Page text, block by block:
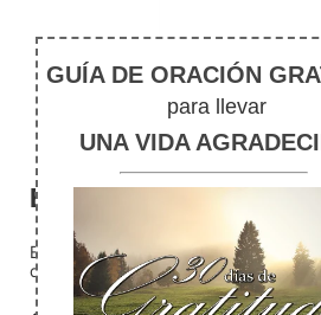
Notas de pie
Scripture taken
El silencio
En medio del ruido, Dios nos
detente (quédate quieto) Dios está